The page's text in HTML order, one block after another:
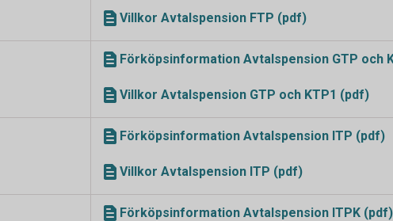
Villkor Avtalspension FTP (pdf)
Förköpsinformation Avtalspension GTP och
Villkor Avtalspension GTP och KTP1 (pdf)
Förköpsinformation Avtalspension ITP (pdf)
Villkor Avtalspension ITP (pdf)
Förköpsinformation Avtalspension ITPK (pdf)